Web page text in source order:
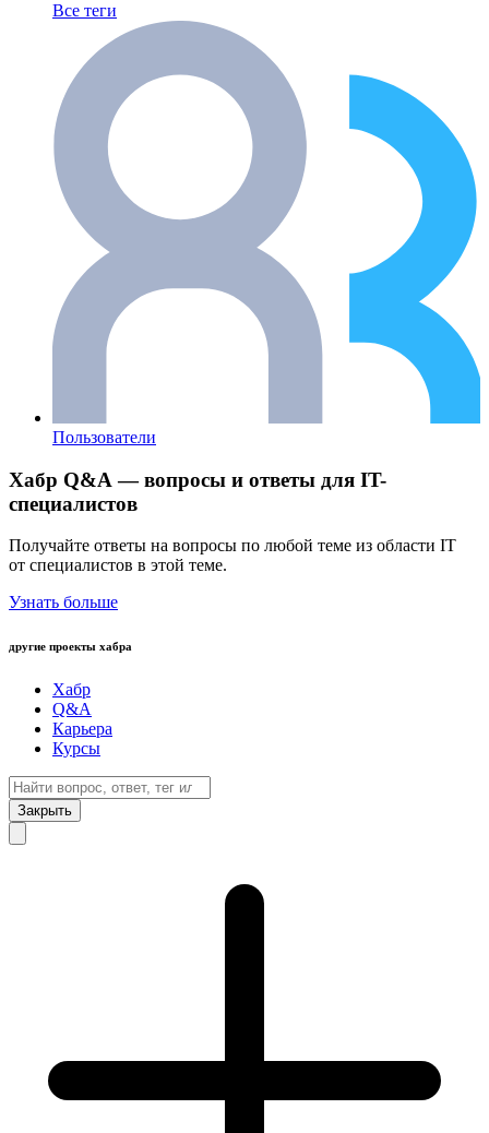
Все теги
Пользователи
Хабр Q&A — вопросы и ответы для IT-
специалистов
Получайте ответы на вопросы по любой теме из области IT
от специалистов в этой теме.
Узнать больше
другие проекты хабра
Хабр
Q&A
Карьера
Курсы
Закрыть